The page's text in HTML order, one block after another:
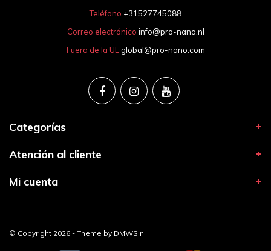
Teléfono +31527745088
Correo electrónico info@pro-nano.nl
Fuera de la UE global@pro-nano.com
Categorías
Atención al cliente
Mi cuenta
© Copyright 2026 - Theme by DMWS.nl